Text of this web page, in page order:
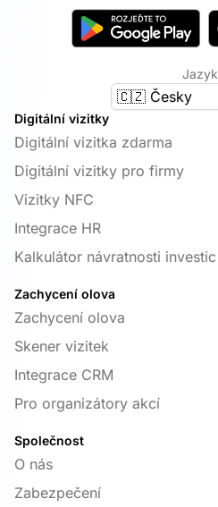
Jazyk
🇨🇿 Česky
Digitální vizitky
Digitální vizitka zdarma
Digitální vizitky pro firmy
Vizitky NFC
Integrace HR
Kalkulátor návratnosti investic
Zachycení olova
Zachycení olova
Skener vizitek
Integrace CRM
Pro organizátory akcí
Společnost
O nás
Zabezpečení